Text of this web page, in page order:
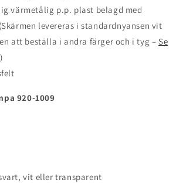
värmetålig p.p. plast belagd med
levereras i standardnyansen vit
att beställa i andra färger och i tyg –Se
920-1009
vit eller transparent